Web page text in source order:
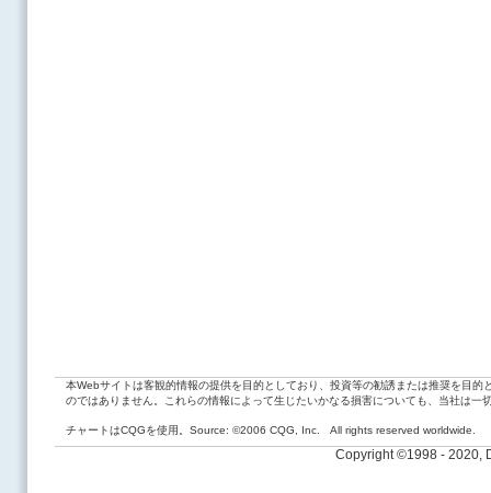
本Webサイトは客観的情報の提供を目的としており、投資等の勧誘または推奨を目
のではありません。これらの情報によって生じたいかなる損害についても、当社は一
チャートはCQGを使用。Source: ©2006 CQG, Inc. All rights reserved worldwide.
Copyright ©1998 - 2020,